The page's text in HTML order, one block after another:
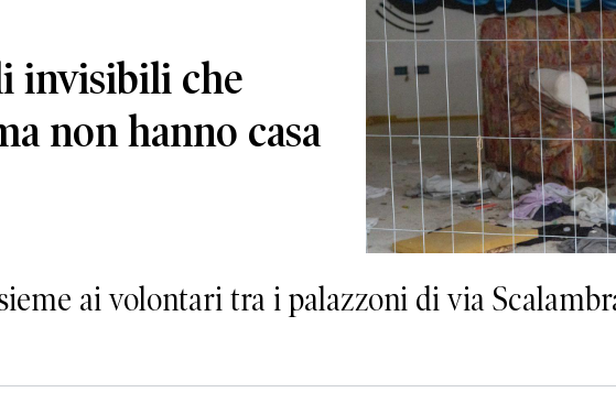
invisibili che
non hanno casa
ai volontari tra i palazzoni di via